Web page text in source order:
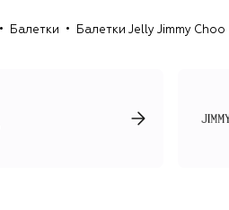
Балетки Балетки Jelly Jimmy Choo